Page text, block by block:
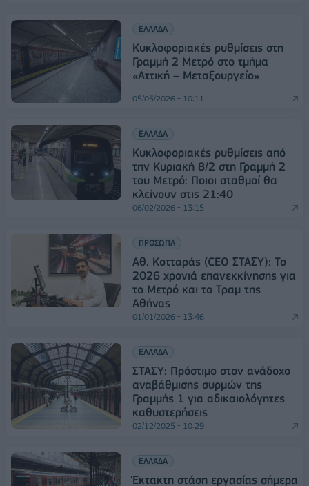
ΕΛΛΑΔΑ
Κυκλοφοριακές ρυθμίσεις στη
Γραμμή 2 Μετρό στο τμήμα
«Αττική – Μεταξουργείο»
05/05/2026 - 10:11
ΕΛΛΑΔΑ
Κυκλοφοριακές ρυθμίσεις από
την Κυριακή 8/2 στη Γραμμή 2
του Μετρό: Ποιοι σταθμοί θα
κλείνουν στις 21:40
06/02/2026 - 13:15
ΠΡΟΣΩΠΑ
Αθ. Κοτταράς (CEO ΣΤΑΣΥ): Το
2026 χρονιά επανεκκίνησης για
το Μετρό και το Τραμ της
Αθήνας
01/01/2026 - 13:46
ΕΛΛΑΔΑ
ΣΤΑΣΥ: Πρόστιμο στον ανάδοχο
αναβάθμισης συρμών της
Γραμμής 1 για αδικαιολόγητες
καθυστερήσεις
02/12/2025 - 10:29
ΕΛΛΑΔΑ
Έκτακτη στάση εργασίας σήμερα